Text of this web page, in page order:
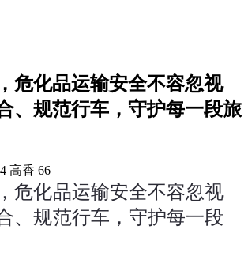
危化品运输安全不容忽视
规范行车，守护每一段旅
高香 66
危化品运输安全不容忽视
规范行车，守护每一段